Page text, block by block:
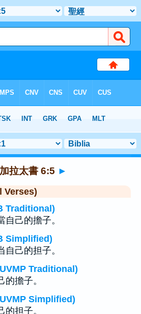
加拉太書 6:5 ►
Verses)
Traditional)
自己的擔子。
Simplified)
自己的担子。
Traditional)
的擔子。
Simplified)
的担子。